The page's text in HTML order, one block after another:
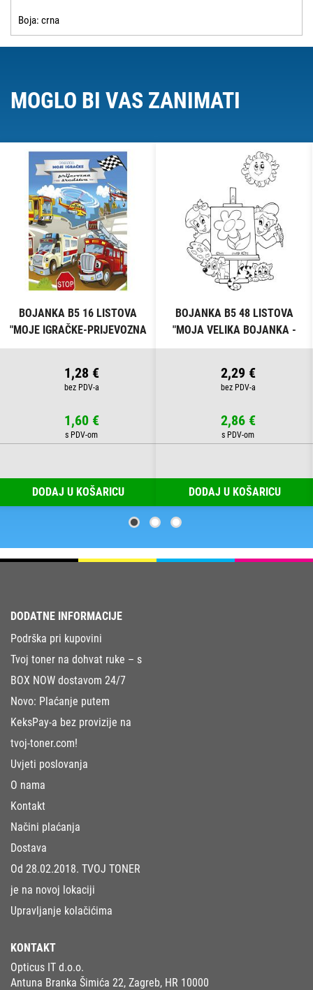
Boja: crna
MOGLO BI VAS ZANIMATI
BOJANKA B5 16 LISTOVA
"MOJE IGRAČKE-PRIJEVOZNA
SREDSTVA" CONNECT
1,28 €
1,60 €
DODAJ U KOŠARICU
BOJANKA B5 48 LISTOVA
"MOJA VELIKA BOJANKA -
ŠARENI SVIJET" CONNECT
2,29 €
2,86 €
DODAJ U KOŠARICU
DODATNE INFORMACIJE
Podrška pri kupovini
Tvoj toner na dohvat ruke – s
BOX NOW dostavom 24/7
Novo: Plaćanje putem
KeksPay-a bez provizije na
tvoj-toner.com!
Uvjeti poslovanja
O nama
Kontakt
Načini plaćanja
Dostava
Od 28.02.2018. TVOJ TONER
je na novoj lokaciji
Upravljanje kolačićima
KONTAKT
Opticus IT d.o.o.
Antuna Branka Šimića 22, Zagreb, HR 10000